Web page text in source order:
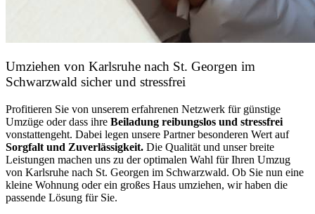
Umziehen von Karlsruhe nach St. Georgen im
Schwarzwald sicher und stressfrei
Profitieren Sie von unserem erfahrenen Netzwerk für günstige
Umzüge oder dass ihre Beiladung reibungslos und stressfrei
vonstattengeht. Dabei legen unsere Partner besonderen Wert auf
Sorgfalt und Zuverlässigkeit. Die Qualität und unser breite
Leistungen machen uns zu der optimalen Wahl für Ihren Umzug
von Karlsruhe nach St. Georgen im Schwarzwald. Ob Sie nun eine
kleine Wohnung oder ein großes Haus umziehen, wir haben die
passende Lösung für Sie.